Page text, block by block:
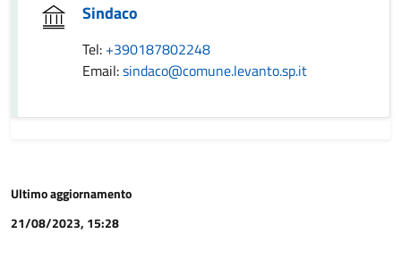
Sindaco
Tel: +390187802248
Email:sindaco@comune.levanto.sp.it
Ultimo aggiornamento
21/08/2023, 15:28